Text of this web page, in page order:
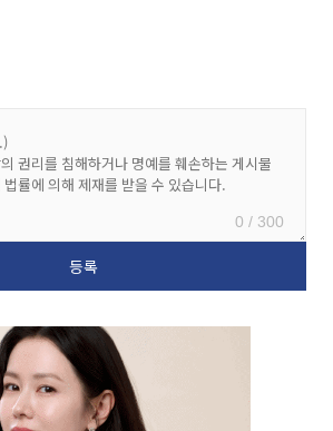
0 / 300